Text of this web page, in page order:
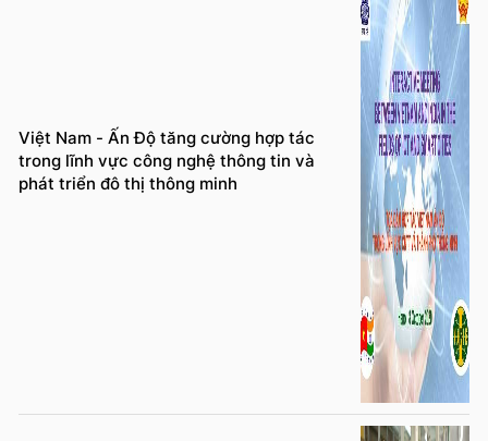
Việt Nam - Ấn Độ tăng cường hợp tác
trong lĩnh vực công nghệ thông tin và
phát triển đô thị thông minh